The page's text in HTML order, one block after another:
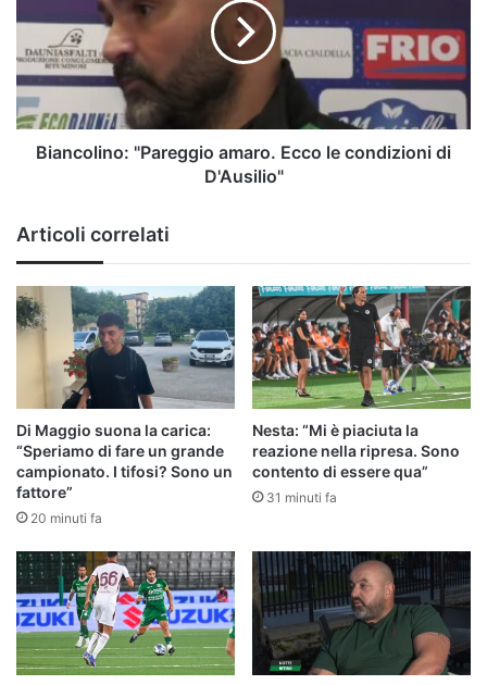
condizioni
di
D'Ausilio"
Biancolino: "Pareggio amaro. Ecco le condizioni di
D'Ausilio"
Articoli correlati
Di Maggio suona la carica:
“Speriamo di fare un grande
campionato. I tifosi? Sono un
fattore”
20 minuti fa
Nesta: “Mi è piaciuta la
reazione nella ripresa. Sono
contento di essere qua”
31 minuti fa